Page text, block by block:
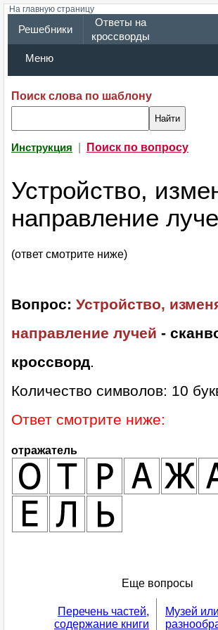
На главную страницу
Решебники
Ответы на
кроссворды
Меню
Поиск слова по шаблону
Инструкция Поиск по вопросу
Устройство,
направление
(ответ смотрите ниже)
Вопрос: Устройство,
направление лучей -
кроссворд.
Количество символов: 10
Ответ смотрите ниже:
отражатель
Еще вопросы
Перечень частей,
содержание книги
Музей